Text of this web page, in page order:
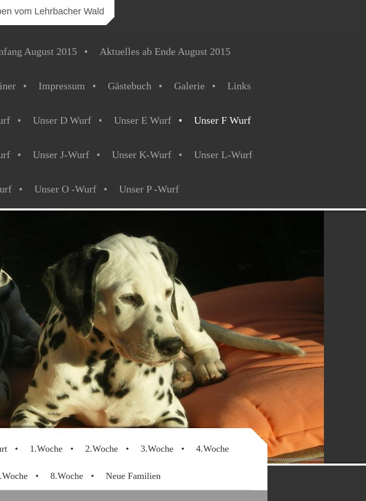
vom Lehrbacher Wald
August 2015 Aktuelles ab Ende August 2015
Impressum Gästebuch Galerie Links
Unser D Wurf Unser E Wurf Unser F Wurf
Unser J-Wurf Unser K-Wurf Unser L-Wurf
Unser O -Wurf Unser P -Wurf
vom Lehrbacher Wald
1.Woche 2.Woche 3.Woche 4.Woche
8.Woche Neue Familien